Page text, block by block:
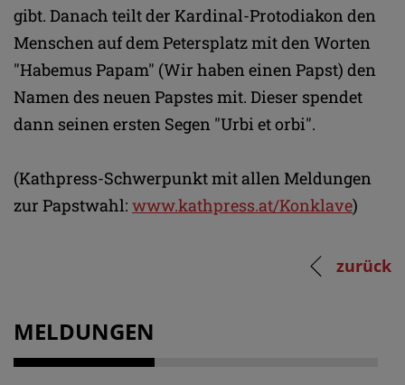
gibt. Danach teilt der Kardinal-Protodiakon den
Menschen auf dem Petersplatz mit den Worten
"Habemus Papam" (Wir haben einen Papst) den
Namen des neuen Papstes mit. Dieser spendet
dann seinen ersten Segen "Urbi et orbi".
(Kathpress-Schwerpunkt mit allen Meldungen
zur Papstwahl: www.kathpress.at/Konklave)
zurück
MELDUNGEN